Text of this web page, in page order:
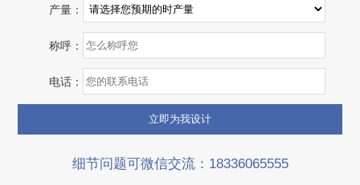
产量：
称呼：
电话：
细节问题可微信交流：18336065555